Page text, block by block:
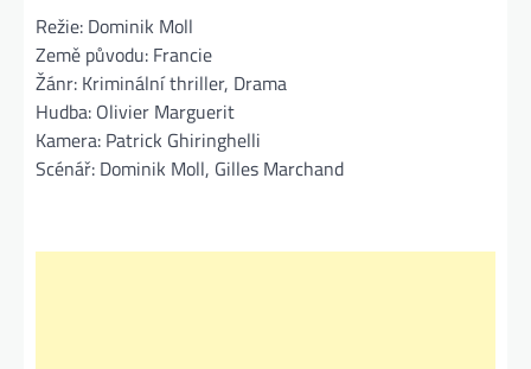
Režie: Dominik Moll
Země původu: Francie
Žánr: Kriminální thriller, Drama
Hudba: Olivier Marguerit
Kamera: Patrick Ghiringhelli
Scénář: Dominik Moll, Gilles Marchand